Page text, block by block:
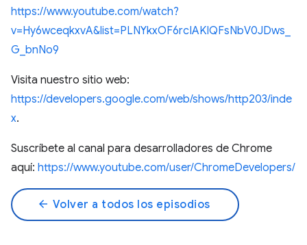
https://www.youtube.com/watch?
v=Hy6wceqkxvA&list=PLNYkxOF6rcIAKIQFsNbV0JDws_
G_bnNo9
Visita nuestro sitio web:
https://developers.google.com/web/shows/http203/inde
x.
Suscríbete al canal para desarrolladores de Chrome
aquí: https://www.youtube.com/user/ChromeDevelopers/
arrow_back Volver a todos los episodios